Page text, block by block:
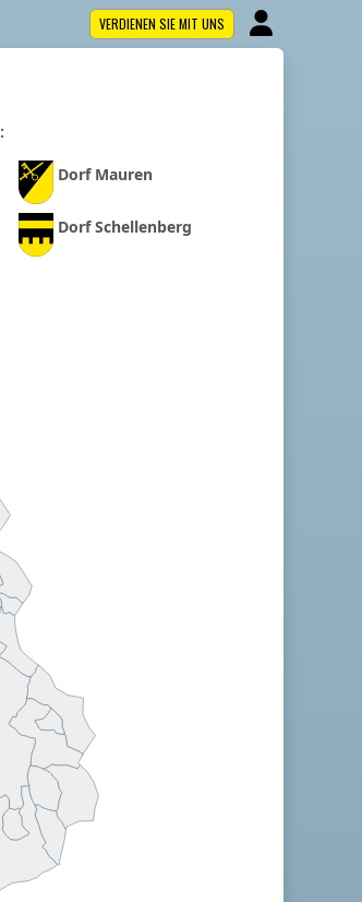
VERDIENEN SIE MIT UNS
:
Dorf Mauren
Dorf Schellenberg